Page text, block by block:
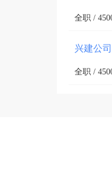
全职 /
兴建公
全职 /